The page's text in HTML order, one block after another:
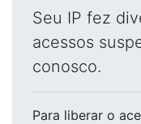
Seu IP fez
acessos
conosco.
Para liberar o